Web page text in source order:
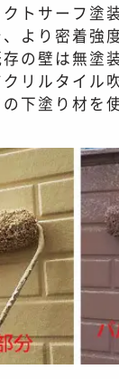
トサーフ塗
より密着強
の壁は無塗
リルタイル
下塗り材を